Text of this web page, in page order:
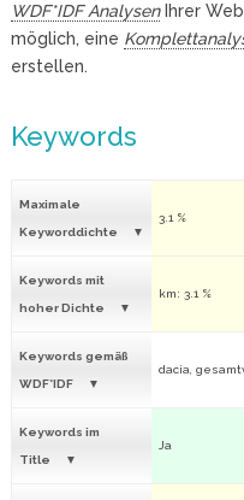
WDF*IDF AnalysenIhrer
möglich, eine
erstellen.
Keywords
Maximale
Keyworddichte
3.1 %
Keywords mit
hoher Dichte
km: 3.1 %
Keywords gemäß
WDF*IDF
dacia,
Keywords im
Title
Ja